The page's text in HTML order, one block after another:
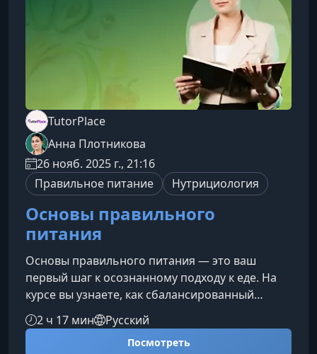
TutorPlace
Анна Плотникова
26 нояб. 2025 г., 21:16
Правильное питание
Нутрициология
Основы правильного
питания
Основы правильного питания — это ваш
первый шаг к осознанному подходу к еде. На
курсе вы узнаете, как сбалансированный
рацион влияет на здоровье, энергию и
качество жизни, и получите понятные
инструменты для построения полезных
2 ч 17 мин Русский
Посмотреть